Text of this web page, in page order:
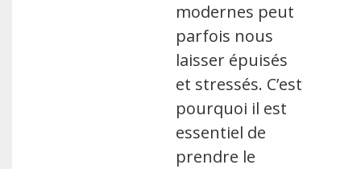
modernes peut
parfois nous
laisser épuisés
et stressés. C’est
pourquoi il est
essentiel de
prendre le